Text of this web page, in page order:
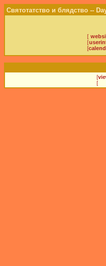
Святотатство и блядство --
[
[
[
[
[